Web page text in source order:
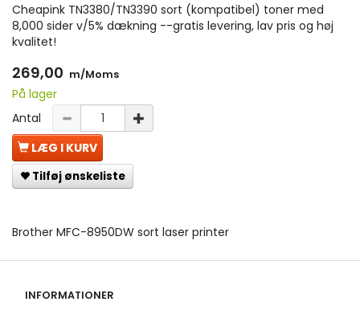
Cheapink TN3380/TN3390 sort (kompatibel) toner med
8,000 sider v/5% dækning --gratis levering, lav pris og høj
kvalitet!
269,00 m/Moms
På lager
Antal
LÆG I KURV
Tilføj ønskeliste
Brother MFC-8950DW sort laser printer
INFORMATIONER